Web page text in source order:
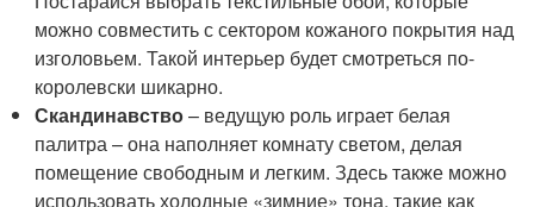
можно совместить с сектором кожаного покрытия над
изголовьем. Такой интерьер будет смотреться по-
королевски шикарно.
Скандинавство– ведущую роль играет белая
палитра – она наполняет комнату светом, делая
помещение свободным и легким. Здесь также можно
использовать холодные «зимние» тона, такие как